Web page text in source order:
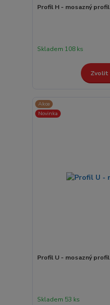
Profil H - mosazný profil
Skladem 108 ks
Zvolit
Akce
Novinka
Profil U - mosazný profil
Skladem 53 ks